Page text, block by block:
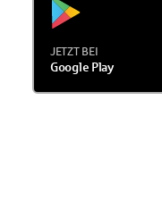
JETZT BEI
Google Play